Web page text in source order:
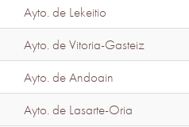
Ayto. de Lekeitio
Ayto. de Vitoria-Gasteiz
Ayto. de Andoain
Ayto. de Lasarte-Oria